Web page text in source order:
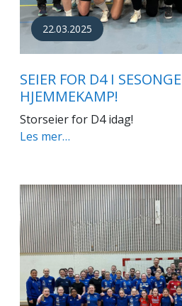
22.03.2025
SEIER FOR D4 I
HJEMMEKAMP!
Storseier for D4 idag!
Les mer…